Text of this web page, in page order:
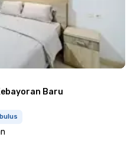
Baru